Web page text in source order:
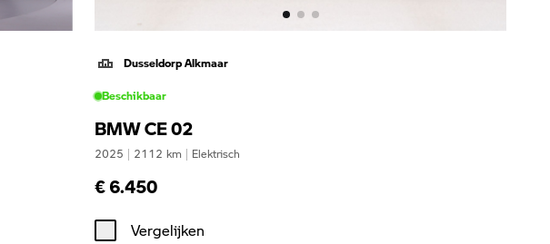
Dusseldorp Alkmaar
Beschikbaar
BMW CE 02
2025 | 2112 km | Elektrisch
€ 6.450
Vergelijken